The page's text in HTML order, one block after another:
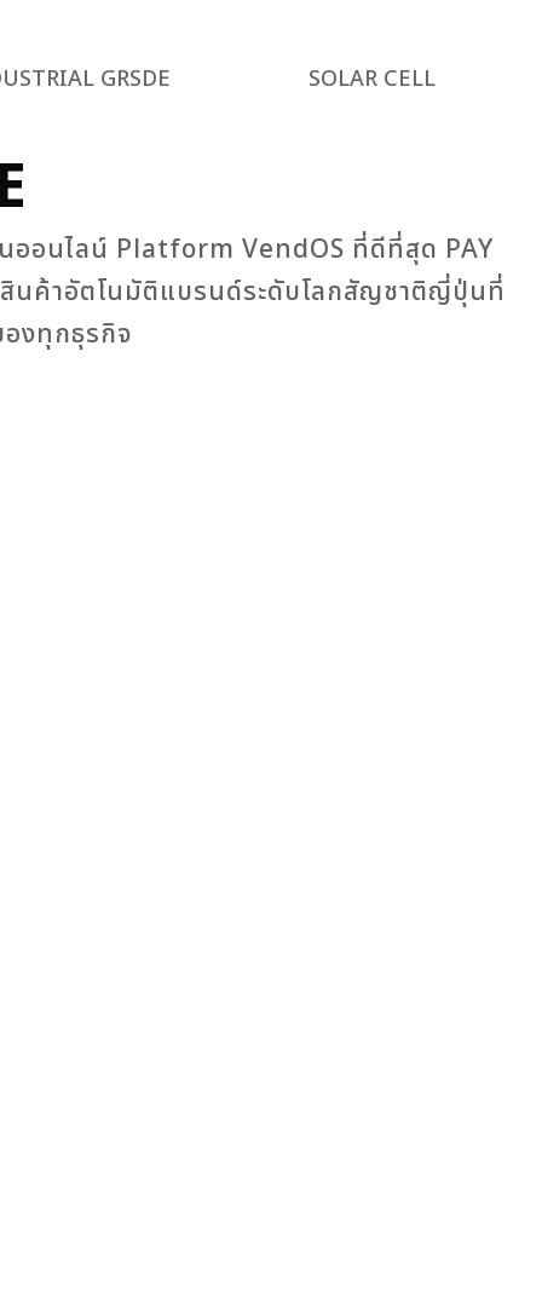
GRSDE SOLAR CELL
ออนไลน์ Platform VendOS ที่ดีที่สุด PAY
สินค้าอัตโนมัติแบรนด์ระดับโลกสัญชาติญี่ปุ่นที่
งทุกธุรกิจ